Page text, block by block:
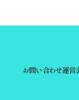
お問い合わせ運営